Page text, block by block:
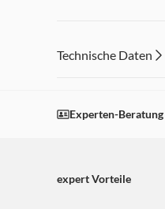
Technische Daten
Experten-Beratung
expert Vorteile